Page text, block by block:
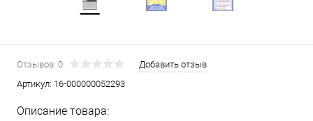
Отзывов: 0
Добавить отзыв
Артикул: 16-000000052293
Описание товара: